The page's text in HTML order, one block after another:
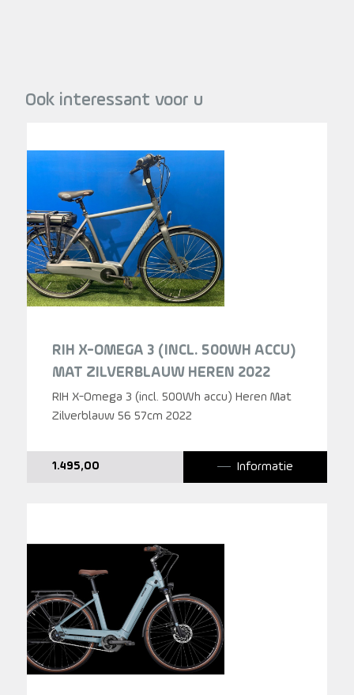
Ook interessant voor u
RIH X-OMEGA 3 (INCL. 500WH ACCU)
MAT ZILVERBLAUW HEREN 2022
RIH X-Omega 3 (incl. 500Wh accu) Heren Mat
Zilverblauw 56 57cm 2022
1.495,00 Informatie